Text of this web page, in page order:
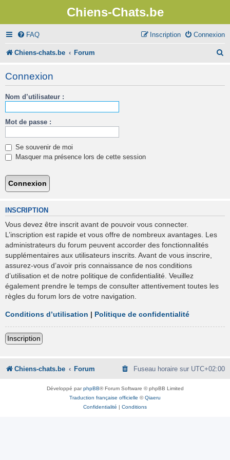
Chiens-Chats.be
FAQ Connexion
Inscription
Chiens-chats.be Forum
Connexion
Nom d’utilisateur :
Mot de passe :
Se souvenir de moi
Masquer ma présence lors de cette session
INSCRIPTION
Vous devez être inscrit avant de pouvoir vous connecter.
L’inscription est rapide et vous offre de nombreux avantages. Les
administrateurs du forum peuvent accorder des fonctionnalités
supplémentaires aux utilisateurs inscrits. Avant de vous inscrire,
assurez-vous d’avoir pris connaissance de nos conditions
d’utilisation et de notre politique de confidentialité. Veuillez
également prendre le temps de consulter attentivement toutes les
règles du forum lors de votre navigation.
Conditions d’utilisation | Politique de confidentialité
Inscription
Chiens-chats.be Forum Fuseau horaire sur UTC+02:00
Développé parphpBB® Forum Software © phpBB Limited
Traduction française officielle ©Qiaeru
Confidentialité | Conditions